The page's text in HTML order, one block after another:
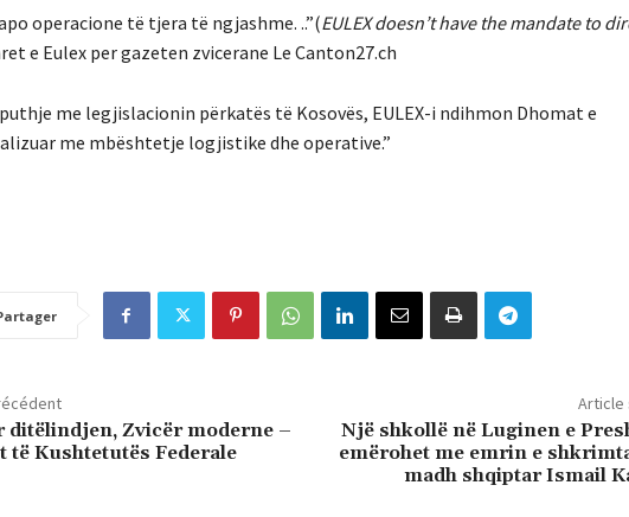
operacione të tjera të ngjashme. ..”(EULEX doesn’t have the mandate to
e Eulex per gazeten zvicerane Le Canton27.ch
me legjislacionin përkatës të Kosovës, EULEX-i ndihmon Dhomat e
me mbështetje logjistike dhe operative.”
ditëlindjen, Zvicër moderne –
të Kushtetutës Federale
Article
Një shkollë në Luginen e
emërohet me emrin e
madh shqiptar Ismail